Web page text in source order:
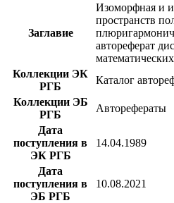
Заглавие
Изоморфная и
пространств
автореферат
Коллекции ЭК
РГБ
Каталог
Коллекции ЭБ
РГБ
Авторефераты
Дата
поступления в
ЭК РГБ
14.04.1989
Дата
поступления в
ЭБ РГБ
10.08.2021